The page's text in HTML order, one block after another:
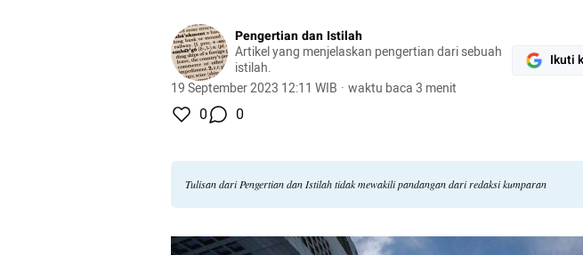
Pengertian dan Istilah
Artikel yang menjelaskan pengertian dari sebuah
istilah.
19 September 2023 12:11 WIB · waktu baca 3 menit
Ikuti
0 0
Tulisan dari Pengertian dan Istilah tidak mewakili pandangan dari redaksi kumparan